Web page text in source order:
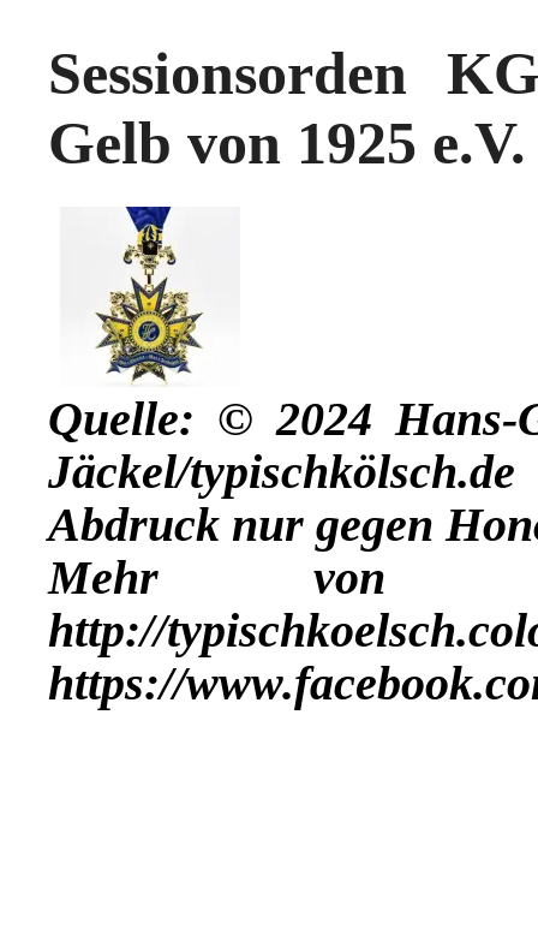
Sessionsorden
Gelb von 1925
Quelle: © 2024 Hans-
Jäckel/typischkölsch.de
Abdruck nur gegen
Mehr
http://
https://